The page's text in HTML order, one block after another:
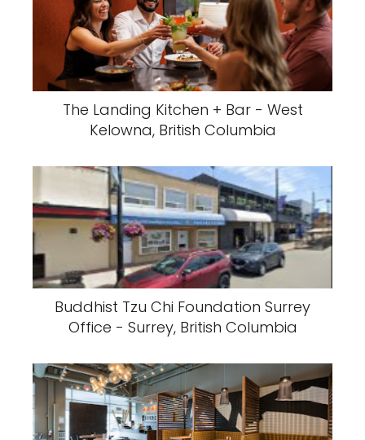
The Landing Kitchen + Bar - West
Kelowna, British Columbia
Buddhist Tzu Chi Foundation Surrey
Office - Surrey, British Columbia